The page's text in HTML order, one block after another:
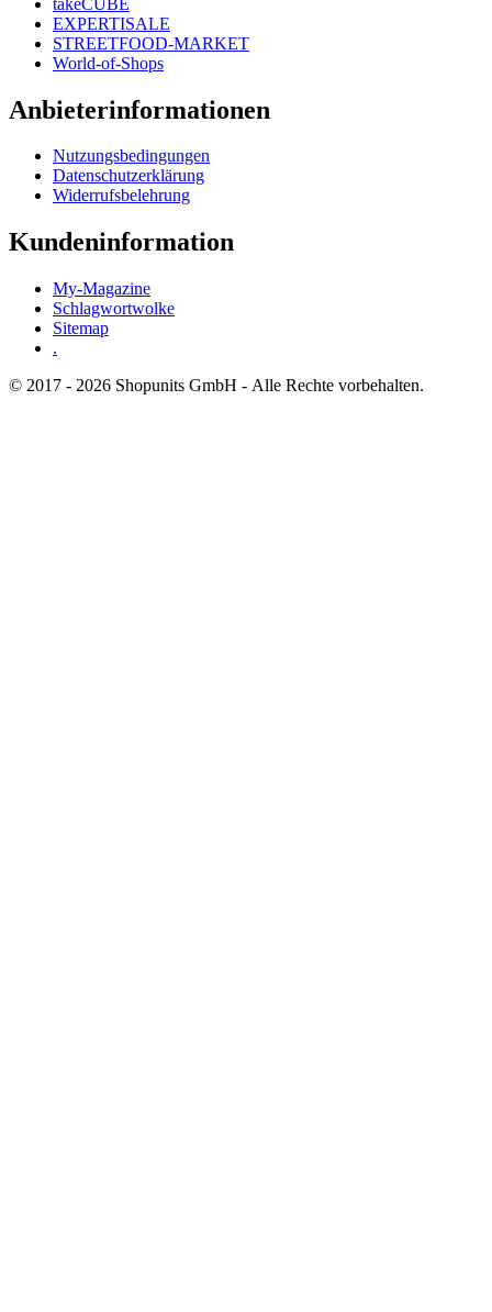
EXPERTISALE
STREETFOOD-MARKET
World-of-Shops
Anbieterinformationen
Nutzungsbedingungen
Datenschutzerklärung
Widerrufsbelehrung
Kundeninformation
My-Magazine
Schlagwortwolke
Sitemap
.
© 2017 - 2026 Shopunits GmbH - Alle Rechte vorbehalten.